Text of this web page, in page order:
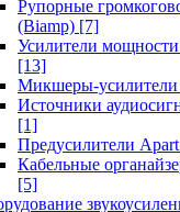
Рупорные
(Biamp) [7]
Усилители
[13]
Микшеры-усилители
Источники
[1]
Предусилители
Кабельные
[5]